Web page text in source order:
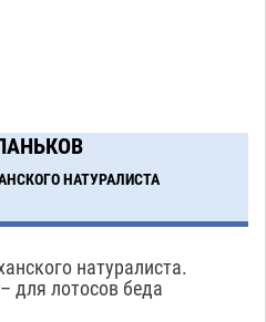
Загрузить еще
НАТУРАЛИСТА
натуралиста.
для лотосов беда